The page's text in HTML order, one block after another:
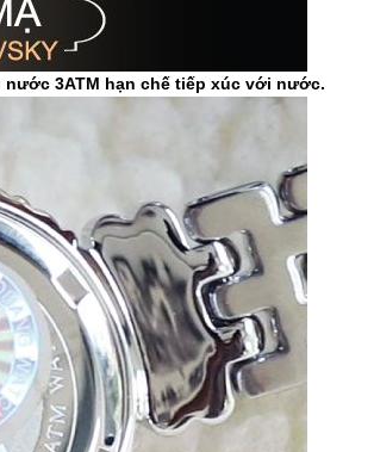
nước 3ATM hạn chế tiếp xúc với nước.